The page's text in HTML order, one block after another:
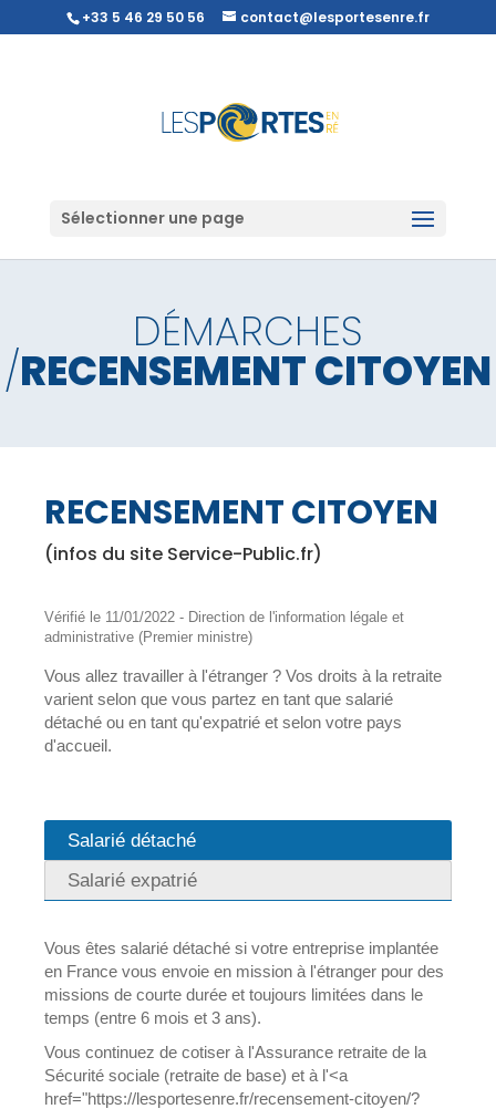
+33 5 46 29 50 56 contact@lesportesenre.fr
Sélectionner une page
DÉMARCHES
/RECENSEMENT CITOYEN
RECENSEMENT CITOYEN
(infos du site Service-Public.fr)
Vérifié le 11/01/2022 - Direction de l'information légale et
administrative (Premier ministre)
Vous allez travailler à l'étranger ? Vos droits à la retraite
varient selon que vous partez en tant que salarié
détaché ou en tant qu'expatrié et selon votre pays
d'accueil.
Salarié détaché
Salarié expatrié
Vous êtes salarié détaché si votre entreprise implantée
en France vous envoie en mission à l'étranger pour des
missions de courte durée et toujours limitées dans le
temps (entre 6 mois et 3 ans).
Vous continuez de cotiser à l'Assurance retraite de la
Sécurité sociale (retraite de base) et à l'<a
href="https://lesportesenre.fr/recensement-citoyen/?